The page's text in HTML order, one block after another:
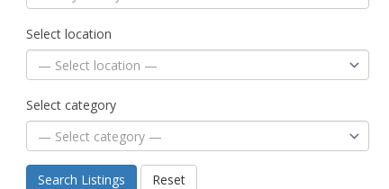
Select location
Select category
Search Listings Reset